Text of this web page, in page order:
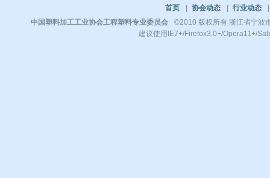
首页 协会动态 行业动态
中国塑料加工工业协会工程塑料专业委员会
©2010 版权所有 浙江省宁波
建议使用IE7+/Firefox3.0+/Opera11+/